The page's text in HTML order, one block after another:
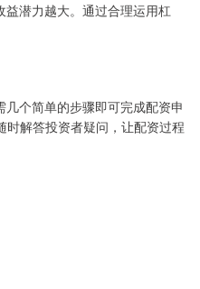
潜力越大。通过合理运用杠
个简单的步骤即可完成配资申
解答投资者疑问，让配资过程